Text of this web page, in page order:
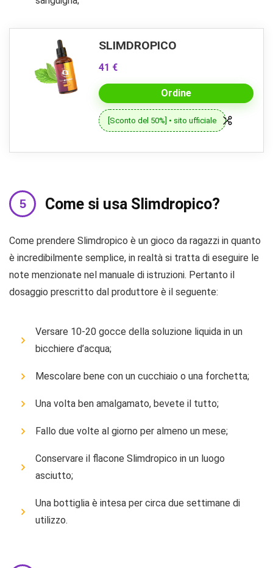
SLIMDROPICO
41 €
Ordine
[Sconto del 50%] • sito ufficiale
Come si usa Slimdropico?
Come prendere Slimdropico è un gioco da ragazzi in quanto
è incredibilmente semplice, in realtà si tratta di eseguire le
note menzionate nel manuale di istruzioni. Pertanto il
dosaggio prescritto dal produttore è il seguente:
Versare 10-20 gocce della soluzione liquida in un
bicchiere d’acqua;
Mescolare bene con un cucchiaio o una forchetta;
Una volta ben amalgamato, bevete il tutto;
Fallo due volte al giorno per almeno un mese;
Conservare il flacone Slimdropico in un luogo
asciutto;
Una bottiglia è intesa per circa due settimane di
utilizzo.